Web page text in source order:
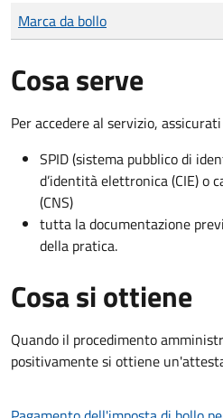
Tipo di pagamento
Importo
Marca da bollo
Cosa serve
Per accedere al servizio,
SPID (sistema pubblico di
d’identità elettronica (CIE) o
(CNS)
tutta la documentazione
della pratica.
Cosa si ottiene
Quando il procedimento
positivamente si ottiene